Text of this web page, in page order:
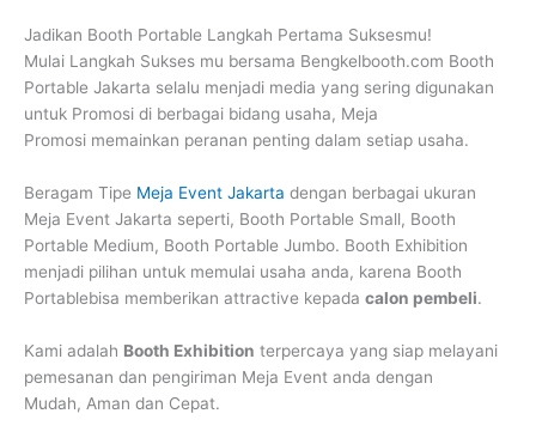
Jadikan Booth Portable Langkah Pertama Suksesmu!
Mulai Langkah Sukses mu bersama Bengkelbooth.com Booth
Portable Jakarta selalu menjadi media yang sering digunakan
untuk Promosi di berbagai bidang usaha, Meja
Promosi memainkan peranan penting dalam setiap usaha.
Beragam Tipe Meja Event Jakarta dengan berbagai ukuran
Meja Event Jakarta seperti, Booth Portable Small, Booth
Portable Medium, Booth Portable Jumbo. Booth Exhibition
menjadi pilihan untuk memulai usaha anda, karena Booth
Portablebisa memberikan attractive kepada calon pembeli.
Kami adalah Booth Exhibition terpercaya yang siap melayani
pemesanan dan pengiriman Meja Event anda dengan
Mudah, Aman dan Cepat.